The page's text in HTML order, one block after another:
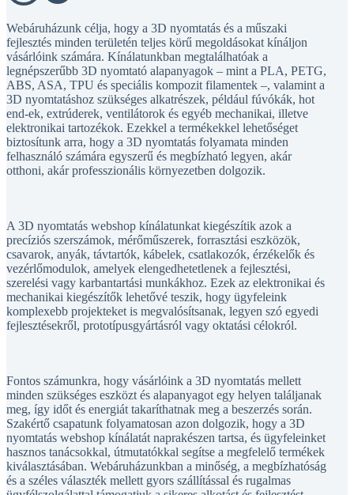
Webáruházunk célja, hogy a 3D nyomtatás és a műszaki
fejlesztés minden területén teljes körű megoldásokat kínáljon
vásárlóink számára. Kínálatunkban megtalálhatóak a
legnépszerűbb 3D nyomtató alapanyagok – mint a PLA, PETG,
ABS, ASA, TPU és speciális kompozit filamentek –, valamint a
3D nyomtatáshoz szükséges alkatrészek, például fúvókák, hot
end-ek, extrúderek, ventilátorok és egyéb mechanikai, illetve
elektronikai tartozékok. Ezekkel a termékekkel lehetőséget
biztosítunk arra, hogy a 3D nyomtatás folyamata minden
felhasználó számára egyszerű és megbízható legyen, akár
otthoni, akár professzionális környezetben dolgozik.
A 3D nyomtatás webshop kínálatunkat kiegészítik azok a
precíziós szerszámok, mérőműszerek, forrasztási eszközök,
csavarok, anyák, távtartók, kábelek, csatlakozók, érzékelők és
vezérlőmodulok, amelyek elengedhetetlenek a fejlesztési,
szerelési vagy karbantartási munkákhoz. Ezek az elektronikai és
mechanikai kiegészítők lehetővé teszik, hogy ügyfeleink
komplexebb projekteket is megvalósítsanak, legyen szó egyedi
fejlesztésekről, prototípusgyártásról vagy oktatási célokról.
Fontos számunkra, hogy vásárlóink a 3D nyomtatás mellett
minden szükséges eszközt és alapanyagot egy helyen találjanak
meg, így időt és energiát takaríthatnak meg a beszerzés során.
Szakértő csapatunk folyamatosan azon dolgozik, hogy a 3D
nyomtatás webshop kínálatát naprakészen tartsa, és ügyfeleinket
hasznos tanácsokkal, útmutatókkal segítse a megfelelő termékek
kiválasztásában. Webáruházunkban a minőség, a megbízhatóság
és a széles választék mellett gyors szállítással és rugalmas